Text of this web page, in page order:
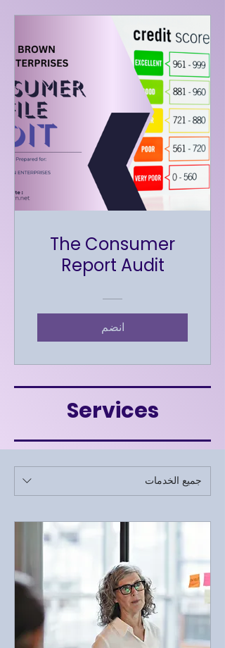
The Consumer
Report Audit
انضم
Services
جميع الخدمات